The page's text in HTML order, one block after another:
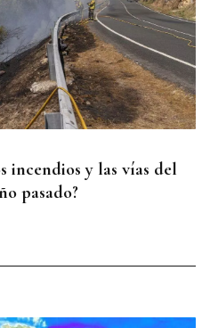
incendios y las vías del
pasado?